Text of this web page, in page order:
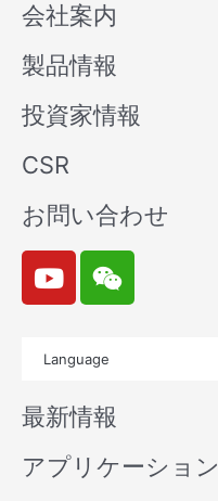
会社案内
製品情報
投資家情報
CSR
お問い合わせ
Y
o
u
b
e
W
e
i
n
Language
最新情報
アプリケーション